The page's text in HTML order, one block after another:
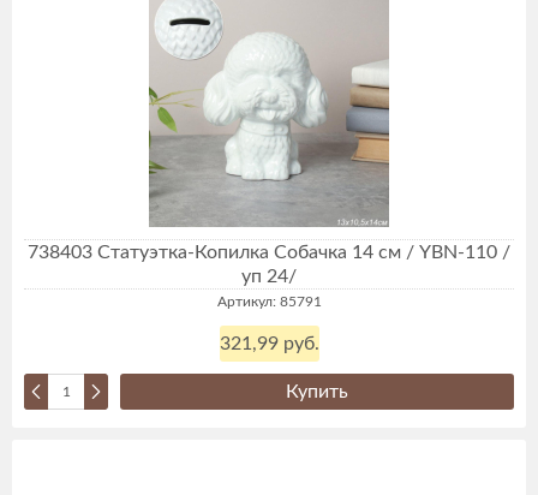
738403 Статуэтка-Копилка Собачка 14 см / YBN-110 /
уп 24/
Артикул: 85791
321,99 руб.
Купить